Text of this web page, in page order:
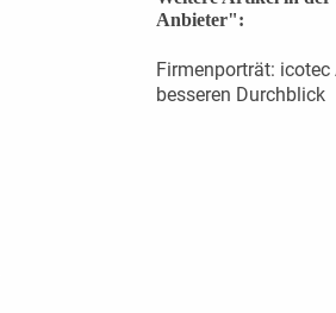
Anbieter":
Firmenporträt:
besseren Durchblick